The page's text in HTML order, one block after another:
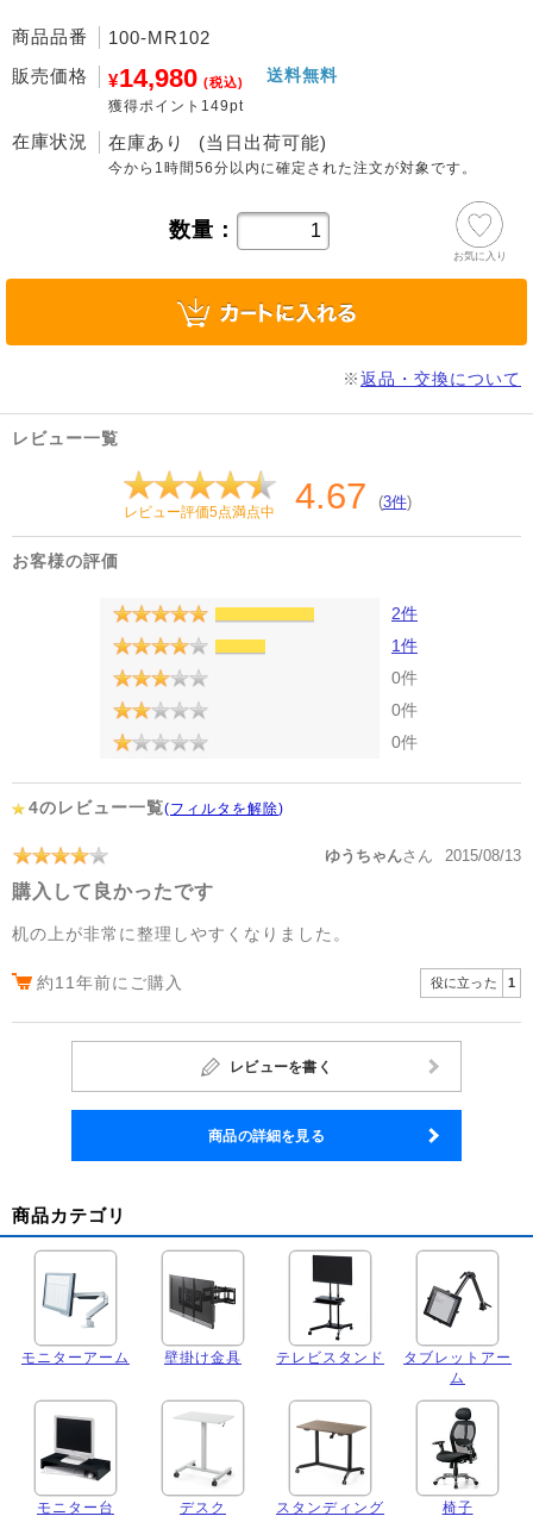
商品品番
100-MR102
販売価格
¥14,980 (税込)
獲得ポイント149pt
送料無料
在庫状況 在庫あり (当日出荷可能)
今から 1時間56分 以内に確定された注文が対象です。
数量：
お気に入り
※返品・交換について
レビュー一覧
レビュー評価5点満点中 4.67 (3件)
お客様の評価
2件
1件
0件
0件
0件
4のレビュー一覧(フィルタを解除)
ゆうちゃんさん 2015/08/13
購入して良かったです
机の上が非常に整理しやすくなりました。
約11年前にご購入 役に立った 1
レビューを書く
商品の詳細を見る
商品カテゴリ
モニターアーム 壁掛け金具 テレビスタンド
タブレットアー
ム
モニター台 デスク
スタンディング
椅子